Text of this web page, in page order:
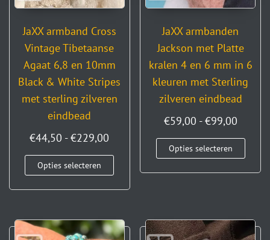
JaXX armband Cross
Vintage Tibetaanse
Agaat 6,8 en 10mm
Black & White Stripes
met sterling zilveren
eindbead
€44,50 - €229,00
Opties selecteren
JaXX armbanden
Jackson met Platte
kralen 4 en 6 mm in 6
kleuren met Sterling
zilveren eindbead
€59,00 - €99,00
Opties selecteren